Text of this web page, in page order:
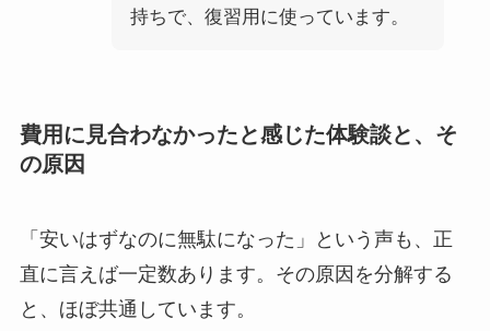
持ちで、復習用に使っています。
費用に見合わなかったと感じた体験談と、そ
の原因
「安いはずなのに無駄になった」という声も、正
直に言えば一定数あります。その原因を分解する
と、ほぼ共通しています。